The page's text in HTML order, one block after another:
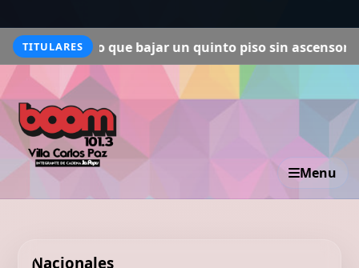
TITULARES
que bajar un quinto piso sin ascensor con un termo
Menu
Nacionales